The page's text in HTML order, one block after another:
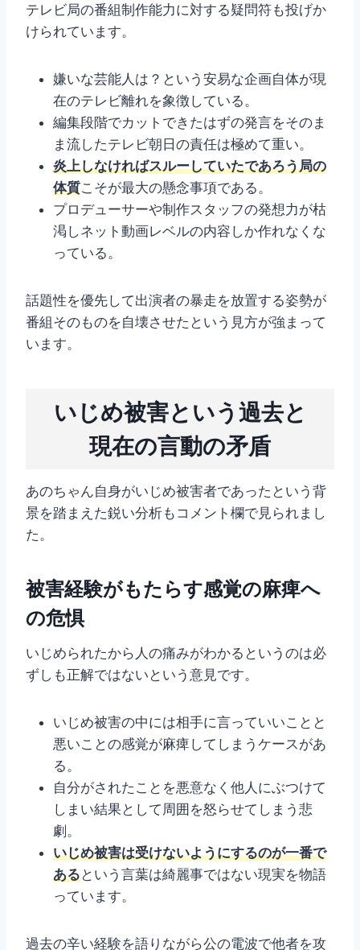
テレビ局の番組制作能力に対する疑問符も投げか
けられています。
嫌いな芸能人は？という安易な企画自体が現
在のテレビ離れを象徴している。
編集段階でカットできたはずの発言をそのま
ま流したテレビ朝日の責任は極めて重い。
炎上しなければスルーしていたであろう局の
体質こそが最大の懸念事項である。
プロデューサーや制作スタッフの発想力が枯
渇しネット動画レベルの内容しか作れなくな
っている。
話題性を優先して出演者の暴走を放置する姿勢が
番組そのものを自壊させたという見方が強まって
います。
いじめ被害という過去と
現在の言動の矛盾
あのちゃん自身がいじめ被害者であったという背
景を踏まえた鋭い分析もコメント欄で見られまし
た。
被害経験がもたらす感覚の麻痺へ
の危惧
いじめられたから人の痛みがわかるというのは必
ずしも正解ではないという意見です。
いじめ被害の中には相手に言っていいことと
悪いことの感覚が麻痺してしまうケースがあ
る。
自分がされたことを悪意なく他人にぶつけて
しまい結果として周囲を怒らせてしまう悲
劇。
いじめ被害は受けないようにするのが一番で
あるという言葉は綺麗事ではない現実を物語
っています。
過去の辛い経験を語りながら公の電波で他者を攻